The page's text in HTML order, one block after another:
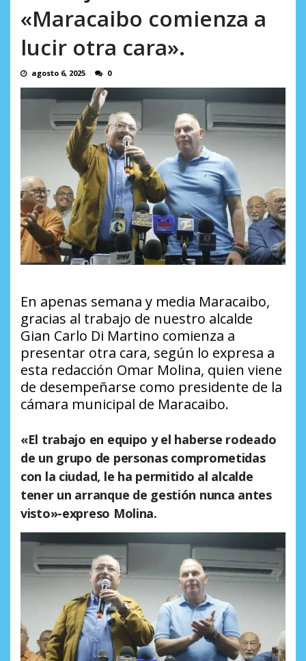
AGOSTO 7, 2026
«Maracaibo comienza a
lucir otra cara».
agosto 6, 2025 0
En apenas semana y media Maracaibo,
gracias al trabajo de nuestro alcalde
Gian Carlo Di Martino comienza a
presentar otra cara, según lo expresa a
esta redacción Omar Molina, quien viene
de desempeñarse como presidente de la
cámara municipal de Maracaibo.
«El trabajo en equipo y el haberse rodeado
de un grupo de personas comprometidas
con la ciudad, le ha permitido al alcalde
tener un arranque de gestión nunca antes
visto»-expreso Molina.